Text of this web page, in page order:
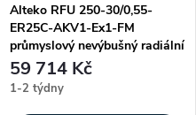
Alteko RFU 250-30/0,55-
ER25C-AKV1-Ex1-FM
průmyslový nevýbušný radiální
ventilátor s přímým pohonem
AC
59 714 Kč
1-2 týdny